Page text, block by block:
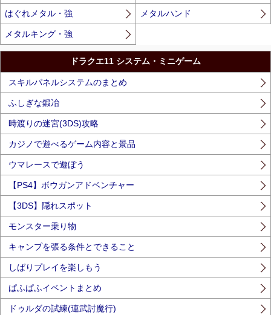
はぐれメタル・強 メタルハンド
メタルキング・強
ドラクエ11 システム・ミニゲーム
スキルパネルシステムのまとめ
ふしぎな鍛冶
時渡りの迷宮(3DS)攻略
カジノで遊べるゲーム内容と景品
ウマレースで遊ぼう
【PS4】ボウガンアドベンチャー
【3DS】隠れスポット
モンスター乗り物
キャンプを張る条件とできること
しばりプレイを楽しもう
ぱふぱふイベントまとめ
ドゥルダの試練(連武討魔行)